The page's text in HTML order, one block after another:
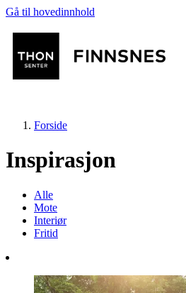
Gå til hovedinnhold
Butikker
Mat og drikke
Tilbud
Forside
Inspirasjon
Alle
Mote
Interiør
Fritid